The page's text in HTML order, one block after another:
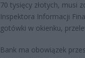
70 tysięcy złotych, musi
Inspektora Informacji
gotówki w okienku,
Bank ma obowiązek